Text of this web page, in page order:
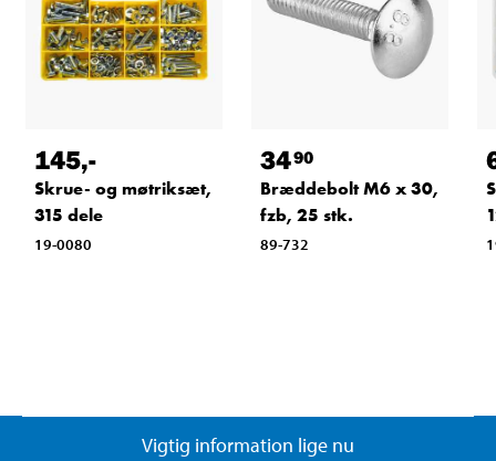
145,-
Skrue- og møtriksæt,
315 dele
19-0080
3490
Bræddebolt M6 x 30,
fzb, 25 stk.
89-732
Vigtig information lige nu